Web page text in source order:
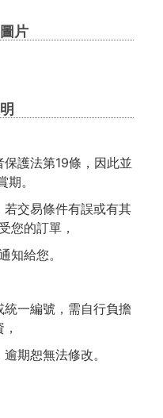
片
護法第19條，因此並
。
交易條件有誤或有其
您的訂單，
知給您。
一編號，需自行負擔
期恕無法修改。